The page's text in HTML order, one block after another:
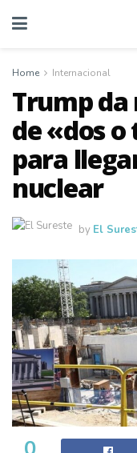
Home Internacional
Trump
de «dos
para
nuclear
by El